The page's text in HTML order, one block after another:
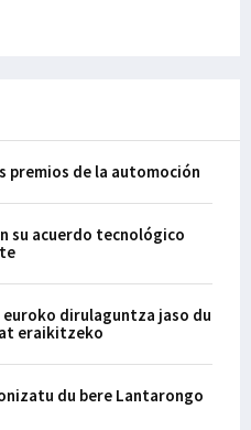
premios de la automoción
su acuerdo tecnológico
dirulaguntza jaso du
eraikitzeko
du bere Lantarongo